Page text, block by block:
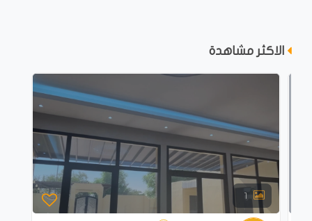
الاكثر مشاهدة
1